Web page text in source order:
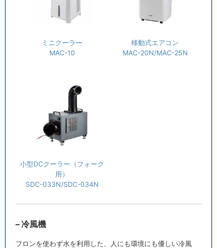
ミニクーラー
MAC-10
移動式エアコン
MAC-20N/MAC-25N
小型DCクーラー（フォーク
用）
SDC-033N/SDC-034N
– 冷風機
フロンを使わず水を利用した、人にも環境にも優しい冷風